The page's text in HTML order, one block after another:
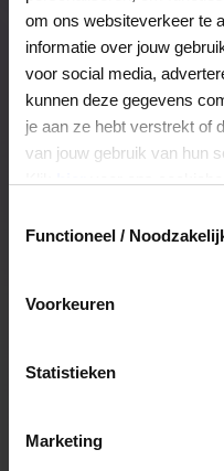
om ons websiteverkeer te
informatie over jouw
voor social media,
kunnen deze gegevens
je aan ze hebt verstrekt of
van jouw gebruik van hun
Functioneel /
Voorkeuren
Statistieken
Marketing
Veelgestelde
Kan ik het saldo
Ja, je mag het
cadeaukaart in
Hoelang blijft
Het volledige
is minimaal drie
Ja, je mag het
cadeaukaart in